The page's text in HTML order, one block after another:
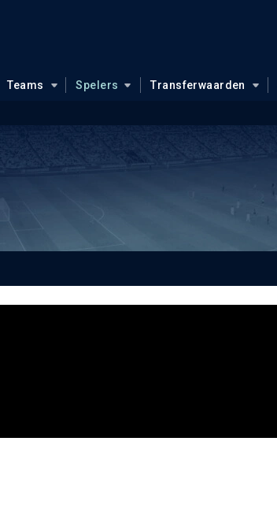
Teams Spelers Transferwaarden